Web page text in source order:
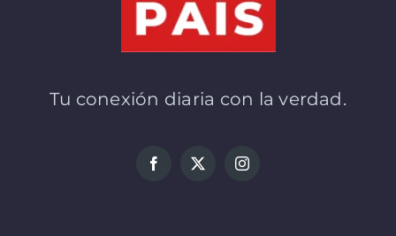
Tu conexión diaria con la verdad.